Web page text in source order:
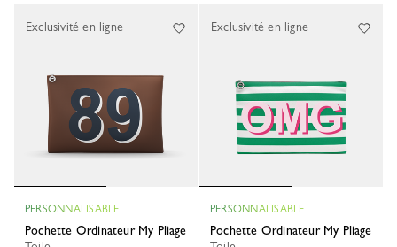
PERSONNALISABLE
Pochette Ordinateur My Pliage
Exclusivité en ligne
PERSONNALISABLE
Pochette Ordinateur My Pliage
Exclusivité en ligne